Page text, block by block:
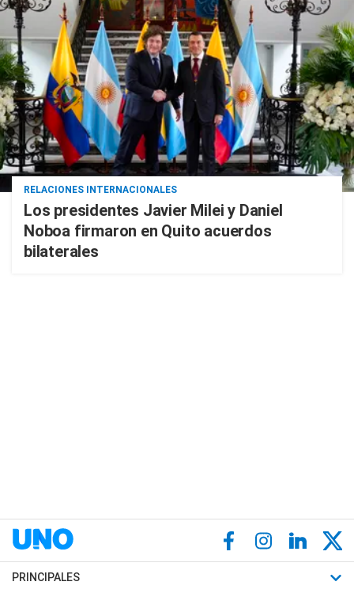
RELACIONES INTERNACIONALES
Los presidentes Javier Milei y Daniel
Noboa firmaron en Quito acuerdos
bilaterales
PRINCIPALES